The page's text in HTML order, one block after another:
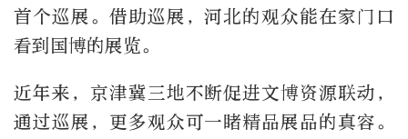
首个巡展。借助巡展，河北的观众能在家门口
看到国博的展览。
近年来，京津冀三地不断促进文博资源联动，
通过巡展，更多观众可一睹精品展品的真容。